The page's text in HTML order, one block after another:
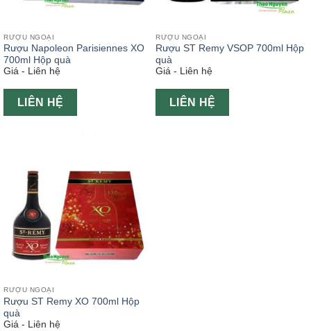
RƯỢU NGOẠI
Rượu Napoleon Parisiennes XO
700ml Hộp quà
Giá - Liên hệ
LIÊN HỆ
RƯỢU NGOẠI
Rượu ST Remy VSOP 700ml Hộp
quà
Giá - Liên hệ
LIÊN HỆ
RƯỢU NGOẠI
Rượu ST Remy XO 700ml Hộp
quà
Giá - Liên hệ